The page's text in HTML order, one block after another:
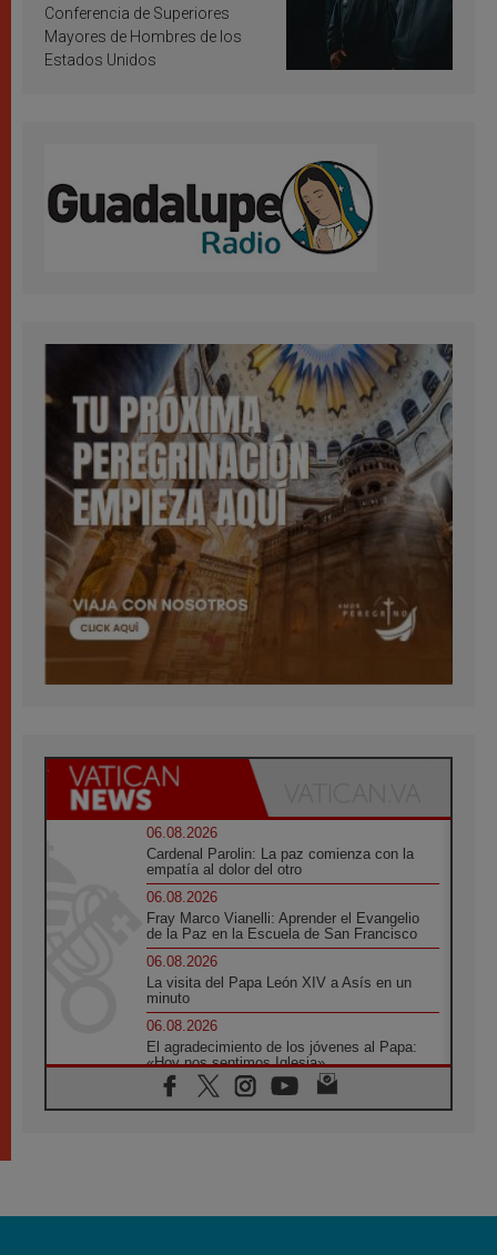
Conferencia de Superiores
Mayores de Hombres de los
Estados Unidos
06.08.2026
Cardenal Parolin: La paz comienza con la
empatía al dolor del otro
06.08.2026
Fray Marco Vianelli: Aprender el Evangelio
de la Paz en la Escuela de San Francisco
06.08.2026
La visita del Papa León XIV a Asís en un
minuto
06.08.2026
El agradecimiento de los jóvenes al Papa:
«Hoy nos sentimos Iglesia»
06.08.2026
Líbano: Reanudan los coloquios en Roma en